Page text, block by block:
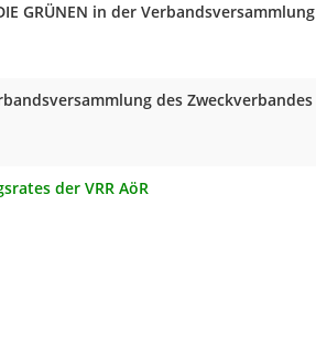
GRÜNEN in der Verbandsversammlung
des Zweckverbandes
der VRR AöR